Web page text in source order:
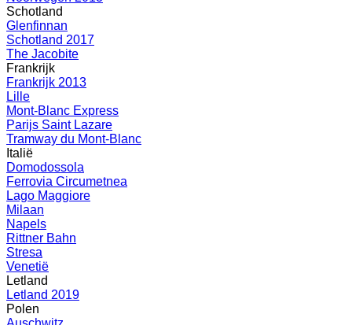
Schotland
Glenfinnan
Schotland 2017
The Jacobite
Frankrijk
Frankrijk 2013
Lille
Mont-Blanc Express
Parijs Saint Lazare
Tramway du Mont-Blanc
Italië
Domodossola
Ferrovia Circumetnea
Lago Maggiore
Milaan
Napels
Rittner Bahn
Stresa
Venetië
Letland
Letland 2019
Polen